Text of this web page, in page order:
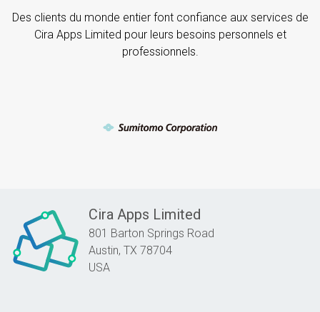
Des clients du monde entier font confiance aux services de
Cira Apps Limited pour leurs besoins personnels et
professionnels.
Cira Apps Limited
801 Barton Springs Road
Austin, TX 78704
USA